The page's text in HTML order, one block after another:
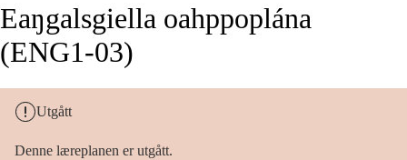
Eaŋgalsgiella oahppoplána
(ENG1-03)
Utgått
Denne læreplanen er utgått.